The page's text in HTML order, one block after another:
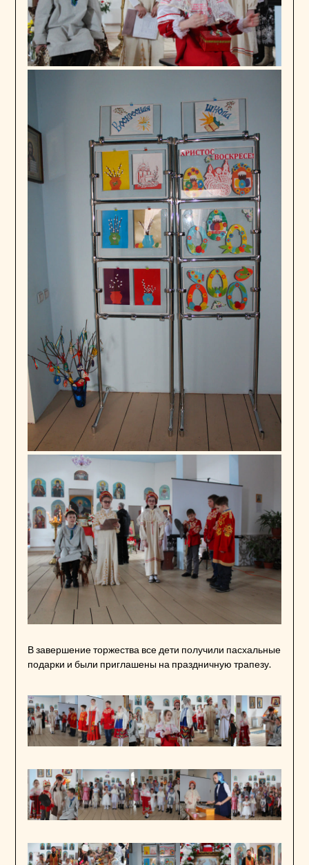
В завершение торжества все дети получили пасхальные
подарки и были приглашены на праздничную трапезу.